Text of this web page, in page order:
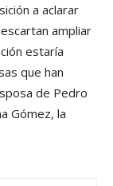
a aclarar
ampliar
estaría
que han
de Pedro
Gómez, la